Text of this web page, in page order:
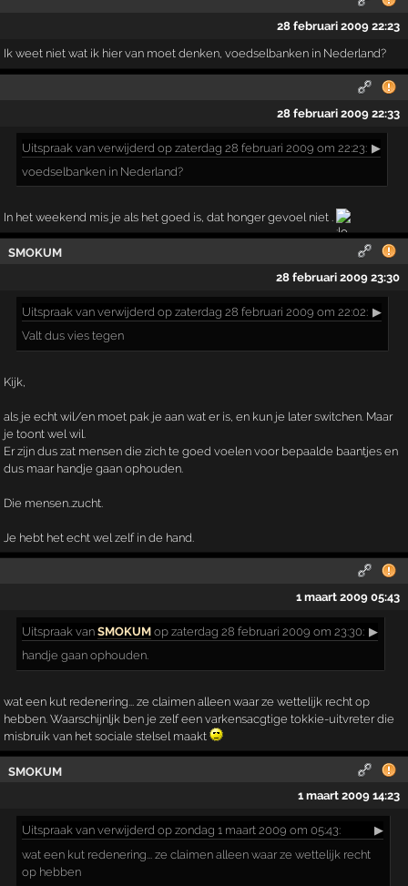
28 februari 2009 22:23
Ik weet niet wat ik hier van moet denken, voedselbanken in Nederland?
28 februari 2009 22:33
Uitspraak van verwijderd op zaterdag 28 februari 2009 om 22:23: ▶
voedselbanken in Nederland?
In het weekend mis je als het goed is, dat honger gevoel niet .
SMOKUM
28 februari 2009 23:30
Uitspraak van verwijderd op zaterdag 28 februari 2009 om 22:02: ▶
Valt dus vies tegen
Kijk,
als je echt wil/en moet pak je aan wat er is, en kun je later switchen. Maar
je toont wel wil.
Er zijn dus zat mensen die zich te goed voelen voor bepaalde baantjes en
dus maar handje gaan ophouden.
Die mensen..zucht.
Je hebt het echt wel zelf in de hand.
1 maart 2009 05:43
Uitspraak vanSMOKUM op zaterdag 28 februari 2009 om 23:30: ▶
handje gaan ophouden.
wat een kut redenering... ze claimen alleen waar ze wettelijk recht op
hebben. Waarschijnljk ben je zelf een varkensacgtige tokkie-uitvreter die
misbruik van het sociale stelsel maakt
SMOKUM
1 maart 2009 14:23
Uitspraak van verwijderd op zondag 1 maart 2009 om 05:43:
▶
wat een kut redenering... ze claimen alleen waar ze wettelijk recht
op hebben